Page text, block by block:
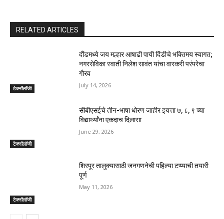
RELATED ARTICLES
टेक्नॉलॉजी
दौंडमध्ये जय मल्हार आषाढी पायी दिंडीचे भक्तिमय स्वागत;
नगरसेविका स्वाती निलेश सावंत यांचा वारकरी परंपरेचा
गौरव
July 14, 2026
टेक्नॉलॉजी
सीबीएसईचे तीन-भाषा धोरण जाहीर इयत्ता ७, ८, ९ च्या
विद्यार्थ्यांना एकदाच दिलासा
June 29, 2026
टेक्नॉलॉजी
शिरपूर तालुक्यासाठी जनगणनेची पहिल्या टप्प्याची तयारी
पूर्ण
May 11, 2026